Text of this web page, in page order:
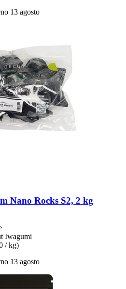
13 agosto
Nano Rocks S2, 2 kg
Iwagumi
/ kg)
13 agosto